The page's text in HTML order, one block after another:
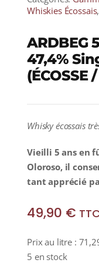
Whiskies Écossais
ARDBEG
47,4%
(ÉCOSSE
Whisky écossais
Vieilli 5 ans en
Oloroso, il
tant apprécié
49,90 €
Prix au litre :
5 en stock